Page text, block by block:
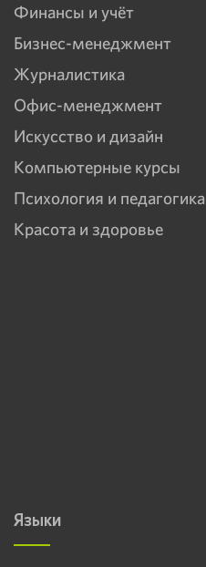
Финансы и учёт
Бизнес-менеджмент
Журналистика
Офис-менеджмент
Искусство и дизайн
Компьютерные курсы
Психология и педагогика
Красота и здоровье
Языки